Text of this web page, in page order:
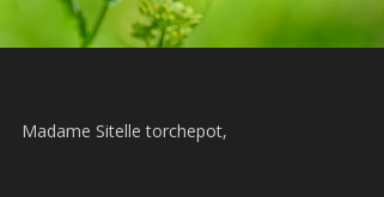
Madame Sitelle torchepot,